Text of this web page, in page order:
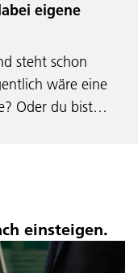
eigene
steht schon
wäre eine
Oder du bist…
einsteigen.